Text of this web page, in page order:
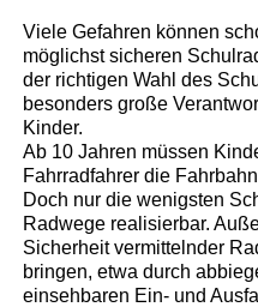
Viele Gefahren können
möglichst sicheren
der richtigen Wahl des
besonders große
Kinder.
Ab 10 Jahren müssen
Fahrradfahrer die
Doch nur die wenigsten
Radwege realisierbar.
Sicherheit vermittelnder
bringen, etwa durch
einsehbaren Ein- und